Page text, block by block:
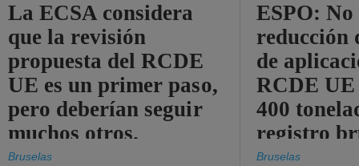
La ECSA considera
que la revisión
propuesta del RCDE
UE es un primer paso,
pero deberían seguir
muchos otros.
Bruselas
ESPO: No
reducción
de
RCDE UE
400
registro
Bruselas